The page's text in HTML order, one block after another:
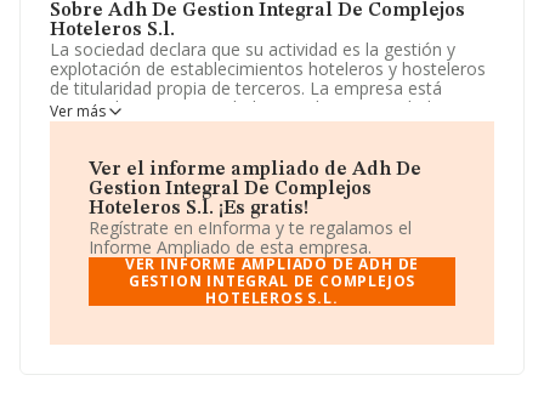
Sobre Adh De Gestion Integral De Complejos
Hoteleros S.l.
La sociedad declara que su actividad es la gestión y
explotación de establecimientos hoteleros y hosteleros
de titularidad propia de terceros. La empresa está
registrada como Sociedad Limitada. Su actividad CNAE
es 'Hoteles y alojamientos similares' con código 5510.
La empresaAdh de Gestión Integral de Complejos
Hoteleros S.L, con número de identificación fiscal
B67448662, está situada en Rambla Catalunya núm. 88
P. 1 Pta. 1, (08008), Barcelona, Cataluña.
Con los datos a disposición de INFORMA sobre 25.455
empresas pertenecientes al sector, a nivel nacional la
promedio de la facturación de ventas entre todas las
Ver más
Ver el informe ampliado de Adh De
Gestion Integral De Complejos
Hoteleros S.l. ¡Es gratis!
Regístrate en eInforma y te regalamos el
Informe Ampliado de esta empresa.
VER INFORME AMPLIADO DE ADH DE
GESTION INTEGRAL DE COMPLEJOS
HOTELEROS S.L.